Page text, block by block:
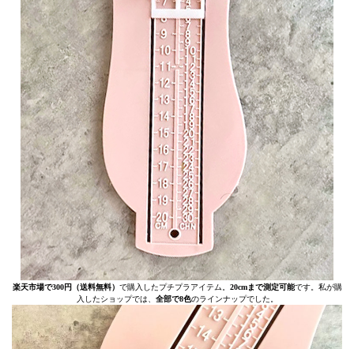
楽天市場で300円（送料無料） で購入したプチプラアイテム。 20cmまで測定可能です。私が購
入したショップでは、 全部で8色のラインナップでした。